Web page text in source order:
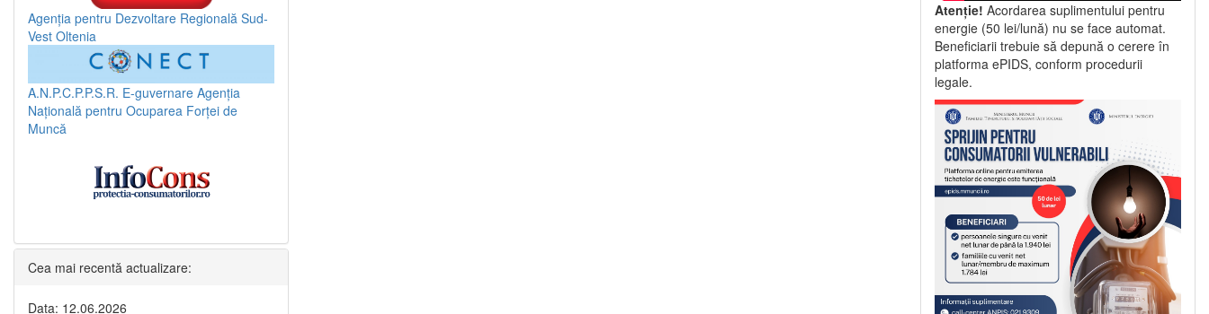
Agenția pentru Dezvoltare Regională Sud-
Vest Oltenia
A.N.P.C.P.P.S.R. E-guvernare Agenția
Națională pentru Ocuparea Forței de
Muncă
Cea mai recentă actualizare:
Data: 12.06.2026
Atenție! Acordarea suplimentului pentru
energie (50 lei/lună) nu se face automat.
Beneficiarii trebuie să depună o cerere în
platforma ePIDS, conform procedurii
legale.